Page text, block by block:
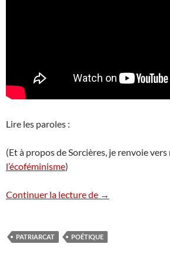
Lire les paroles :
(Et à propos de Sorcières, je renvoie vers
l’écoféminisme)
Continuer la lecture de Une sorcière
→
PATRIARCAT POÉTIQUE